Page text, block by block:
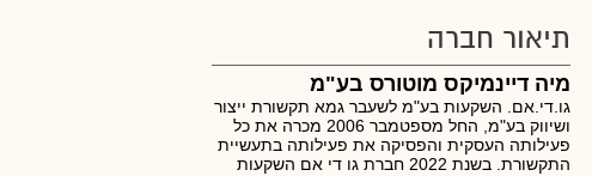
תיאור חברה
מיה דיינמיקס מוטורס בע"מ
גו.די.אם. השקעות בע"מ לשעבר גמא תקשורת ייצור
ושיווק בע"מ, החל מספטמבר 2006 מכרה את כל
פעילותה העסקית והפסיקה את פעילותה בתעשיית
התקשורת. בשנת 2022 חברת גו די אם השקעות